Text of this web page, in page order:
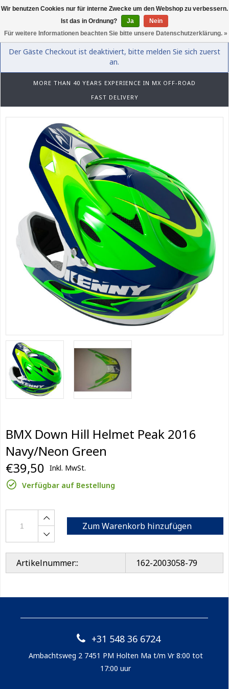
0
Der Gäste Checkout ist deaktiviert, bitte melden Sie sich zuerst
an.
MORE THAN 40 YEARS EXPERIENCE IN MX OFF-ROAD
FAST DELIVERY
BMX Down Hill Helmet Peak 2016
Navy/Neon Green
€39,50 Inkl. MwSt.
Verfügbar auf Bestellung
Zum Warenkorb hinzufügen
Artikelnummer:: 162-2003058-79
+31 548 36 6724
Ambachtsweg 2 7451 PM Holten Ma t/m Vr 8:00 tot
17:00 uur
Wir benutzen Cookies nur für interne Zwecke um den Webshop zu verbessern.
Ist das in Ordnung?
Ja
Nein
Für weitere Informationen beachten Sie bitte unsere Datenschutzerklärung. »